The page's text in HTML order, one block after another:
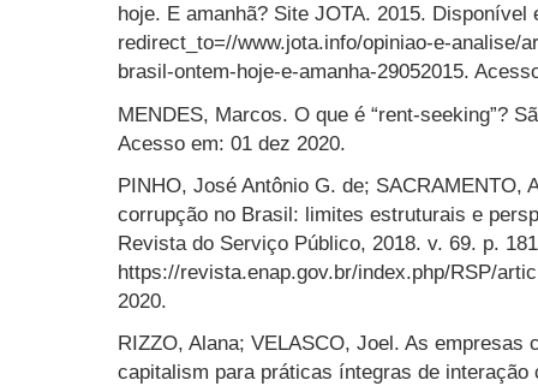
hoje. E amanhã? Site JOTA. 2015.
redirect_to=//www.jota.info/opiniao-e-analise/
brasil-ontem-hoje-e-amanha-29052015.
MENDES, Marcos. O que é “rent-seeking”?
Acesso em: 01 dez 2020.
PINHO, José Antônio G. de; SACRAMENTO,
corrupção no Brasil: limites estruturais e
Revista do Serviço Público, 2018. v. 69. p.
https://revista.enap.gov.br/index.php/RSP/
2020.
RIZZO, Alana; VELASCO, Joel. As empresas
capitalism para práticas íntegras de interação